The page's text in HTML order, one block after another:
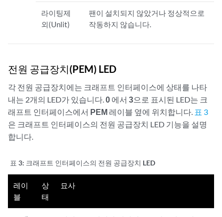
라이팅제
외(Unlit)
팬이 설치되지 않았거나 정상적으로
작동하지 않습니다.
전원 공급장치(PEM) LED
각 전원 공급장치에는 크래프트 인터페이스에 상태를 나타
내는 2개의 LED가 있습니다.0 에서 3으로 표시된 LED는 크
래프트 인터페이스에서 PEM 레이블 옆에 위치합니다. 표 3
은 크래프트 인터페이스의 전원 공급장치 LED 기능을 설명
합니다.
표 3: 크래프트 인터페이스의 전원 공급장치 LED
레이
블
상
태
묘사